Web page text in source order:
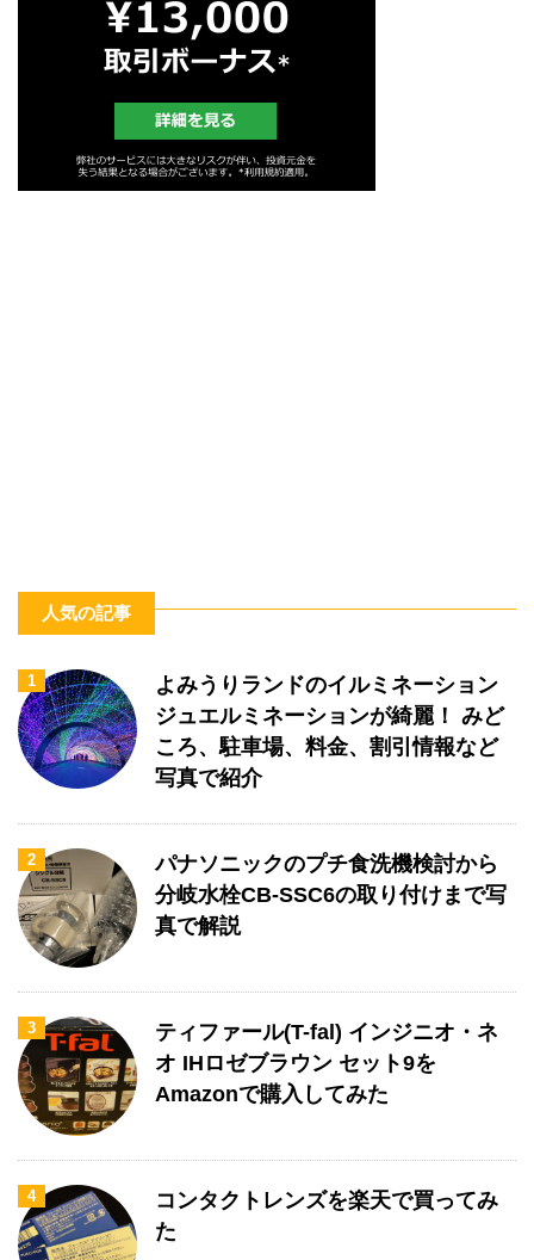
人気の記事
1
よみうりランドのイルミネーション
ジュエルミネーションが綺麗！ みど
ころ、駐車場、料金、割引情報など
写真で紹介
2
パナソニックのプチ食洗機検討から
分岐水栓CB-SSC6の取り付けまで写
真で解説
3
ティファール(T-fal) インジニオ・ネ
オ IHロゼブラウン セット9を
Amazonで購入してみた
4
コンタクトレンズを楽天で買ってみ
た